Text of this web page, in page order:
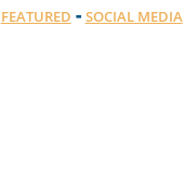
FEATURED - SOCIAL MEDIA